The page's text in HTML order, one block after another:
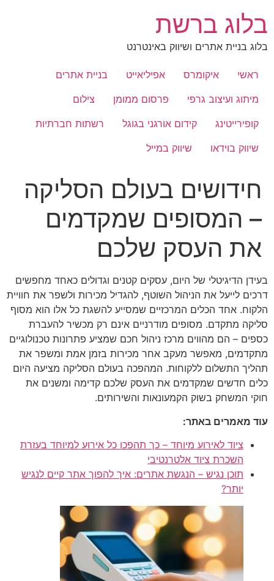
לתוכן
בלוג ברשת
בלוג בניית אתרים ושיווק באינטרנט
ראשי איקומרס אפיליאייט
בניית אתרים
מיתוג ועיצוב גרפי
פרסום ממומן
צילום
קופירייטינג
קידום אורגני בגוגל
רשתות חברתיות
שיווק בוידאו
שיווק במייל
חידושים בעולם הסליקה
– המסופים שמקדמים
את העסק שלכם
בעידן הדיגיטלי של היום, עסקים קטנים וגדולים כאחד מחפשים
דרכים לייעל את הניהול השוטף, להגדיל מכירות ולשפר את חוויית
הלקוח. אחד הכלים המרכזיים שמסייע להשגת כל אלו הוא מסוף
סליקה מתקדם. מסופים מודרניים אינם רק מכשיר להעברת
כספים – הם מהווים מרכז ניהול חכם שמציע פתרונות טכנולוגיים
מתקדמים, מאפשר מעקב אחר מכירות בזמן אמת ומשפר את
תהליך התשלום ללקוחות. המהפכה בעולם הסליקה מציעה היום
כלים חדשים שמקדמים את העסק שלכם קדימה ומשנים את
חוקי המשחק בשוק הקמעונאות והשירותים.
עוד מאמרים באתר:
ציוד לאירוע מיוחד – כך תהפכו כל אירוע למיוחד בעזרת
השכרת ציוד אלטרנטיבי
תוכן נגיש – הנגשת אתרים: איך להפוך אתר קיים לנגיש
יותר?